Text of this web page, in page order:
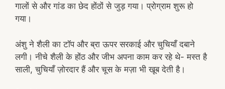
गालों से और गांड का छेद होंठों से जुड़ गया। प्रोग्राम शुरू हो
गया।
अंशु ने शैली का टॉप और ब्रा ऊपर सरकाई और चुचियाँ दबाने
लगी। नीचे शैली के होंठ और जीभ अपना काम कर रहे थे- मस्त है
साली, चुचियाँ ज़ोरदार हैं और चूस के मज़ा भी खूब देती है।